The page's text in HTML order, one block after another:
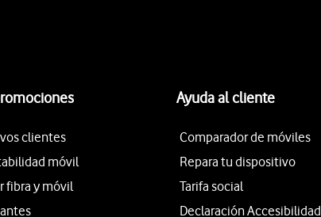
clientes
móvil
fibra y móvil
Ayuda al cliente
Comparador de móviles
Repara tu dispositivo
Tarifa social
Declaración Accesibilidad